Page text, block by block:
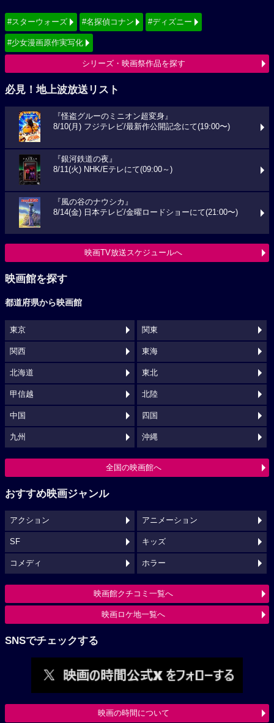
#スターウォーズ #名探偵コナン #ディズニー
#少女漫画原作実写化
シリーズ・映画祭作品を探す
必見！地上波放送リスト
『怪盗グルーのミニオン超変身』
8/10(月) フジテレビ/最新作公開記念にて(19:00〜)
『銀河鉄道の夜』
8/11(火) NHK/Eテレにて(09:00～)
『風の谷のナウシカ』
8/14(金) 日本テレビ/金曜ロードショーにて(21:00〜)
映画TV放送スケジュールへ
映画館を探す
都道府県から映画館
東京 関東
関西 東海
北海道 東北
甲信越 北陸
中国 四国
九州 沖縄
全国の映画館へ
おすすめ映画ジャンル
アクション アニメーション
SF キッズ
コメディ ホラー
映画館クチコミ一覧へ
映画ロケ地一覧へ
SNSでチェックする
映画の時間について